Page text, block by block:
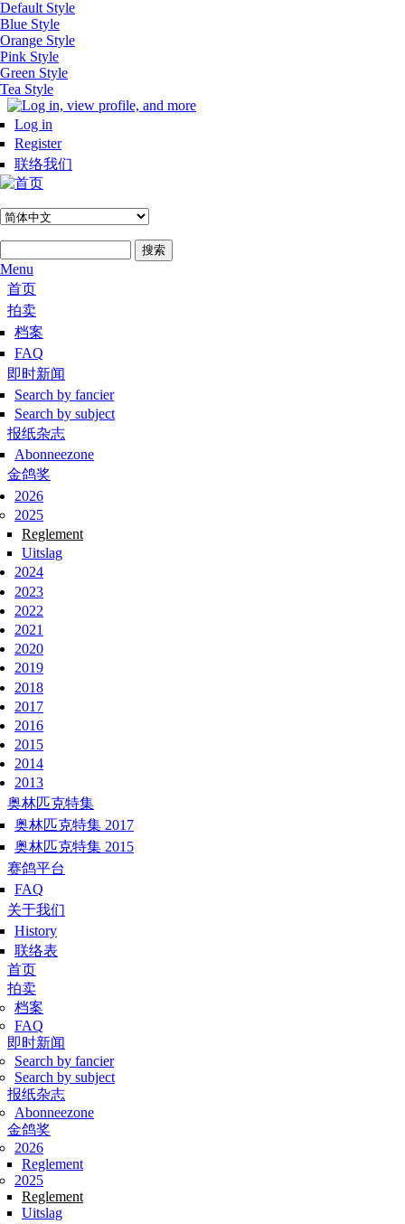
跳转到主要内容
Default Style
Blue Style
Orange Style
Pink Style
Green Style
Tea Style
Log in
Register
联络我们
搜索表单
Menu
Hoofdmenu #zh-hans
首页
拍卖
档案
FAQ
即时新闻
Search by fancier
Search by subject
报纸杂志
Abonneezone
金鸽奖
2026
2025
Reglement
Uitslag
2024
2023
2022
2021
2020
2019
2018
2017
2016
2015
2014
2013
奥林匹克特集
奥林匹克特集 2017
奥林匹克特集 2015
赛鸽平台
FAQ
关于我们
History
联络表
Hoofdmenu
首页
拍卖
档案
FAQ
即时新闻
Search by fancier
Search by subject
报纸杂志
Abonneezone
金鸽奖
2026
Reglement
2025
Reglement
Uitslag